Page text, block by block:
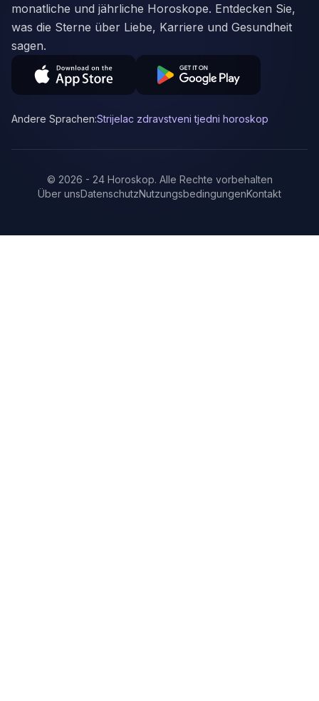
monatliche und jährliche Horoskope. Entdecken Sie,
was die Sterne über Liebe, Karriere und Gesundheit
sagen.
Andere Sprachen:Strijelac zdravstveni tjedni horoskop
© 2026 - 24 Horoskop. Alle Rechte vorbehalten
Über unsDatenschutzNutzungsbedingungenKontakt